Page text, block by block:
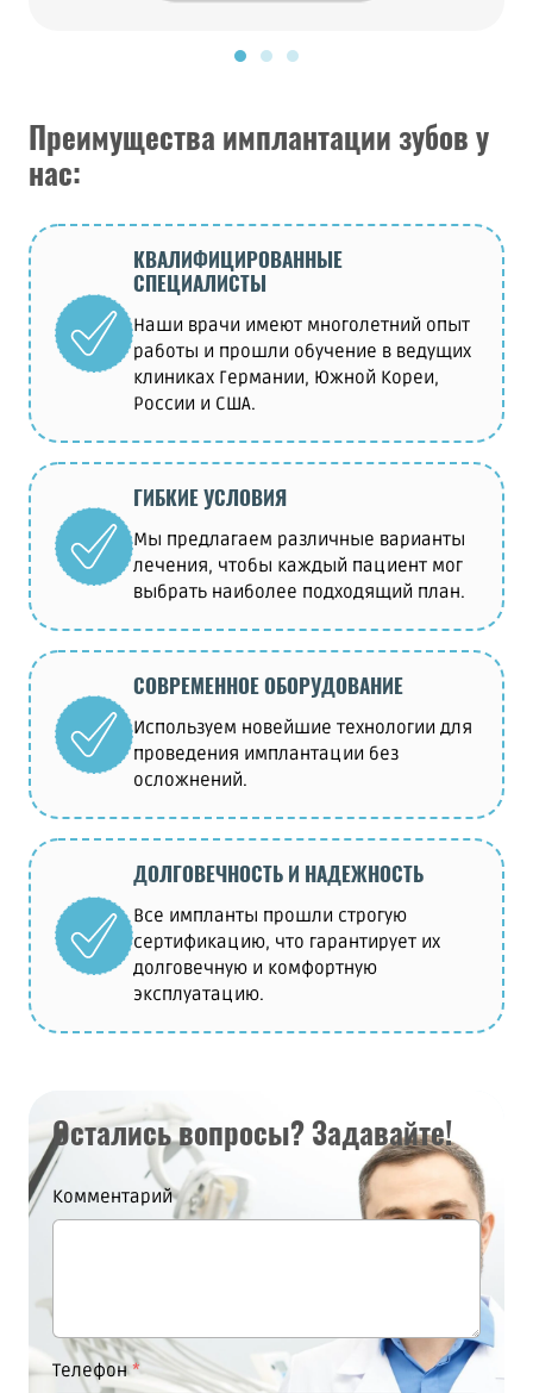
Преимущества имплантации зубов у
нас:
КВАЛИФИЦИРОВАННЫЕ
СПЕЦИАЛИСТЫ
Наши врачи имеют многолетний опыт
работы и прошли обучение в ведущих
клиниках Германии, Южной Кореи,
России и США.
ГИБКИЕ УСЛОВИЯ
Мы предлагаем различные варианты
лечения, чтобы каждый пациент мог
выбрать наиболее подходящий план.
СОВРЕМЕННОЕ ОБОРУДОВАНИЕ
Используем новейшие технологии для
проведения имплантации без
осложнений.
ДОЛГОВЕЧНОСТЬ И НАДЕЖНОСТЬ
Все импланты прошли строгую
сертификацию, что гарантирует их
долговечную и комфортную
эксплуатацию.
Остались вопросы? Задавайте!
Комментарий
Телефон*